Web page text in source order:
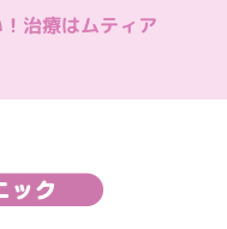
治療はムティア